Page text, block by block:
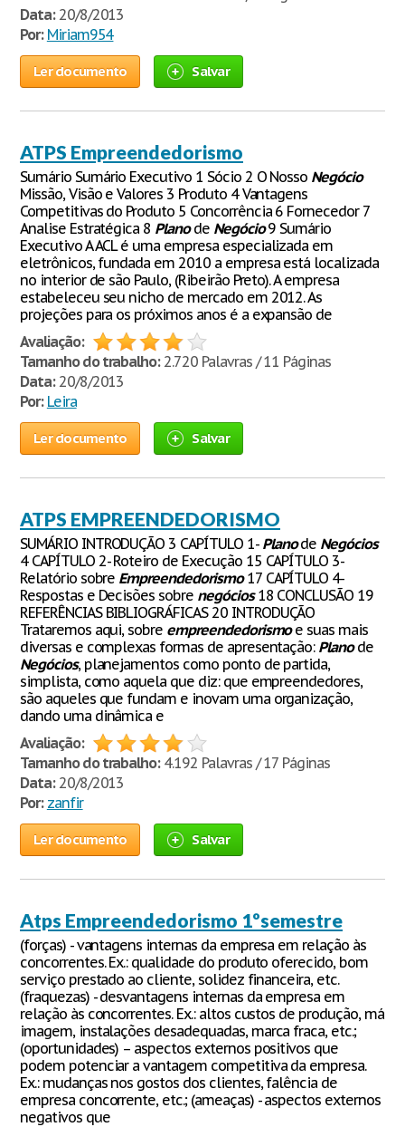
Data:20/8/2013
Por: Miriam954
Ler documento Salvar
ATPS Empreendedorismo
Sumário Sumário Executivo 1 Sócio 2 O Nosso Negócio
Missão, Visão e Valores 3 Produto 4 Vantagens
Competitivas do Produto 5 Concorrência 6 Fornecedor 7
Analise Estratégica 8 Planode Negócio9 Sumário
Executivo A ACL é uma empresa especializada em
eletrônicos, fundada em 2010 a empresa está localizada
no interior de são Paulo, (Ribeirão Preto). A empresa
estabeleceu seu nicho de mercado em 2012. As
projeções para os próximos anos é a expansão de
Avaliação:
Tamanho do trabalho:2.720 Palavras / 11 Páginas
Data:20/8/2013
Por: Leira
Ler documento Salvar
ATPS EMPREENDEDORISMO
SUMÁRIO INTRODUÇÃO 3 CAPÍTULO 1- Planode Negócios
4 CAPÍTULO 2- Roteiro de Execução 15 CAPÍTULO 3-
Relatório sobre Empreendedorismo17 CAPÍTULO 4-
Respostas e Decisões sobre negócios18 CONCLUSÃO 19
REFERÊNCIAS BIBLIOGRÁFICAS 20 INTRODUÇÃO
Trataremos aqui, sobre empreendedorismoe suas mais
diversas e complexas formas de apresentação: Planode
Negócios, planejamentos como ponto de partida,
simplista, como aquela que diz: que empreendedores,
são aqueles que fundam e inovam uma organização,
dando uma dinâmica e
Avaliação:
Tamanho do trabalho:4.192 Palavras / 17 Páginas
Data:20/8/2013
Por: zanfir
Ler documento Salvar
Atps Empreendedorismo 1ºsemestre
(forças) - vantagens internas da empresa em relação às
concorrentes. Ex.: qualidade do produto oferecido, bom
serviço prestado ao cliente, solidez financeira, etc.
(fraquezas) - desvantagens internas da empresa em
relação às concorrentes. Ex.: altos custos de produção, má
imagem, instalações desadequadas, marca fraca, etc.;
(oportunidades) – aspectos externos positivos que
podem potenciar a vantagem competitiva da empresa.
Ex.: mudanças nos gostos dos clientes, falência de
empresa concorrente, etc.; (ameaças) - aspectos externos
negativos que